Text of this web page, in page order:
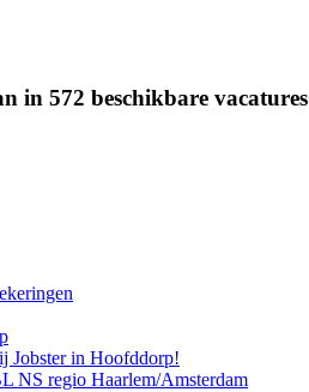
in 572 beschikbare vacatures
Jobster in Hoofddorp!
NS regio Haarlem/Amsterdam